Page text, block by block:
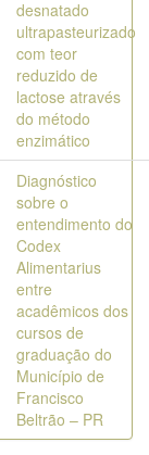
desnatado
ultrapasteurizado
com teor
reduzido de
lactose através
do método
enzimático
Diagnóstico
sobre o
entendimento do
Codex
Alimentarius
entre
acadêmicos dos
cursos de
graduação do
Município de
Francisco
Beltrão – PR